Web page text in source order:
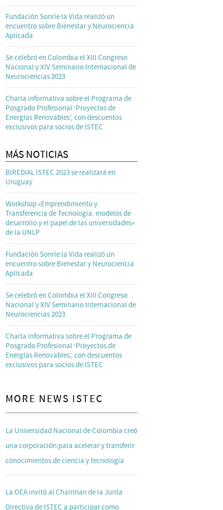
Fundación Sonríe la Vida realizó un
encuentro sobre Bienestar y Neurociencia
Aplicada
Se celebró en Colombia el XIII Congreso
Nacional y XIV Seminario Internacional de
Neurociencias 2023
Charla informativa sobre el Programa de
Posgrado Profesional ‘Proyectos de
Energías Renovables’, con descuentos
exclusivos para socios de ISTEC
MÁS NOTICIAS
BIREDIAL ISTEC 2023 se realizará en
Uruguay
Workshop «Emprendimiento y
Transferencia de Tecnología: modelos de
desarrollo y el papel de las universidades»
de la UNLP
Fundación Sonríe la Vida realizó un
encuentro sobre Bienestar y Neurociencia
Aplicada
Se celebró en Colombia el XIII Congreso
Nacional y XIV Seminario Internacional de
Neurociencias 2023
Charla informativa sobre el Programa de
Posgrado Profesional ‘Proyectos de
Energías Renovables’, con descuentos
exclusivos para socios de ISTEC
MORE NEWS ISTEC
La Universidad Nacional de Colombia creó
una corporación para acelerar y transferir
conocimientos de ciencia y tecnología
La OEA invitó al Chairman de la Junta
Directiva de ISTEC a participar como